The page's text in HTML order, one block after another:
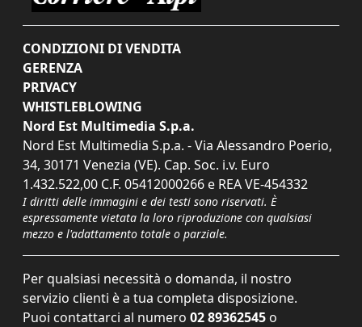
CONDIZIONI DI VENDITA
GERENZA
PRIVACY
WHISTLEBLOWING
Nord Est Multimedia S.p.a.
Nord Est Multimedia S.p.a. - Via Alessandro Poerio,
34, 30171 Venezia (VE). Cap. Soc. i.v. Euro
1.432.522,00 C.F. 05412000266 e REA VE-454332
I diritti delle immagini e dei testi sono riservati. È
espressamente vietata la loro riproduzione con qualsiasi
mezzo e l'adattamento totale o parziale.
Per qualsiasi necessità o domanda, il nostro
servizio clienti è a tua completa disposizione.
Puoi contattarci al numero 02 89362545 o